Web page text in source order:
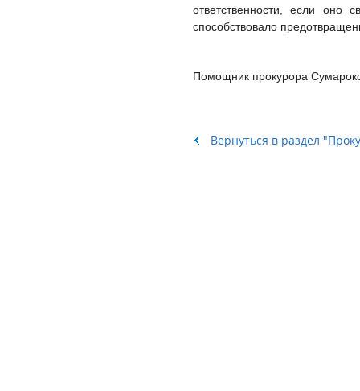
ответственности, если оно
способствовало
Помощник прокурора
Вернуться в раздел